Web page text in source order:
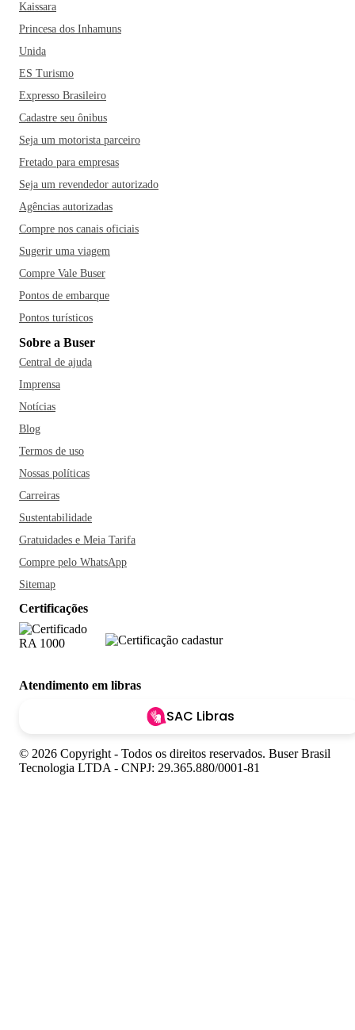
Kaissara
Princesa dos Inhamuns
Unida
ES Turismo
Expresso Brasileiro
Cadastre seu ônibus
Seja um motorista parceiro
Fretado para empresas
Seja um revendedor autorizado
Agências autorizadas
Compre nos canais oficiais
Sugerir uma viagem
Compre Vale Buser
Pontos de embarque
Pontos turísticos
Sobre a Buser
Central de ajuda
Imprensa
Notícias
Blog
Termos de uso
Nossas políticas
Carreiras
Sustentabilidade
Gratuidades e Meia Tarifa
Compre pelo WhatsApp
Sitemap
Certificações
Atendimento em libras
SAC Libras
© 2026 Copyright - Todos os direitos reservados. Buser Brasil
Tecnologia LTDA - CNPJ: 29.365.880/0001-81